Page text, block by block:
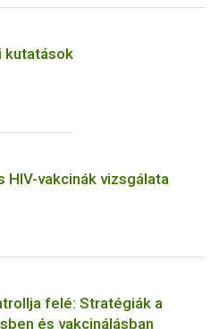
kutatások
HIV-vakcinák vizsgálata
felé: Stratégiák a
és vakcinálásban